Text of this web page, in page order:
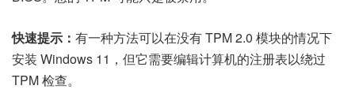
快速提示： 有一种方法可以在没有 TPM 2.0 模块的情况下
安装 Windows 11，但它需要编辑计算机的注册表以绕过
TPM 检查。